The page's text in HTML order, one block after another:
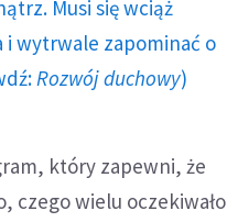
Musi się wciąż
i wytrwale zapominać o
Rozwój duchowy)
który zapewni, że
czego wielu oczekiwało